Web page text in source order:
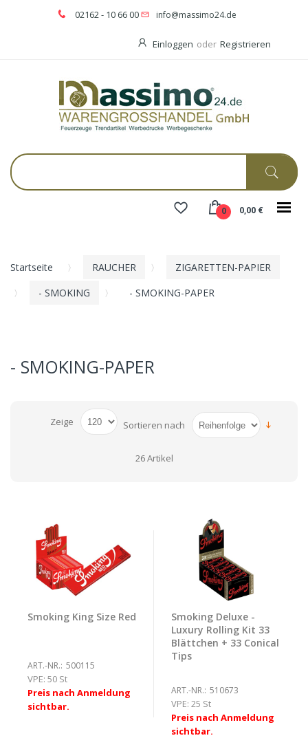
02162 - 10 66 00 info@massimo24.de
Einloggen oder Registrieren
0 0,00 €
Startseite RAUCHER
ZIGARETTEN-PAPIER
- SMOKING
- SMOKING-PAPER
- SMOKING-PAPER
Zeige Sortieren nach
26 Artikel
Smoking King Size Red
ART.-NR.: 500115
VPE: 50 St
Preis nach Anmeldung
sichtbar.
Smoking Deluxe -
Luxury Rolling Kit 33
Blättchen + 33 Conical
Tips
ART.-NR.: 510673
VPE: 25 St
Preis nach Anmeldung
sichtbar.